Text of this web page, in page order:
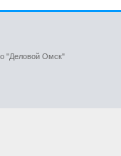
"Деловой Омск"